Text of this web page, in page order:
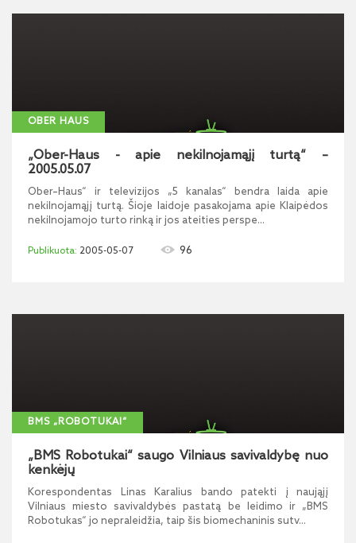
OBER HAUS
„Ober-Haus - apie nekilnojamąjį turtą“ –
2005.05.07
Ober–Haus“ ir televizijos „5 kanalas“ bendra laida apie
nekilnojamąjį turtą. Šioje laidoje pasakojama apie Klaipėdos
nekilnojamojo turto rinką ir jos ateities perspe...
2005-05-07 96
BMS „ROBOTUKAI“
„BMS Robotukai“ saugo Vilniaus savivaldybę nuo
kenkėjų
Korespondentas Linas Karalius bando patekti į naująjį
Vilniaus miesto savivaldybės pastatą be leidimo ir „BMS
Robotukas“ jo nepraleidžia, taip šis biomechaninis sutv...